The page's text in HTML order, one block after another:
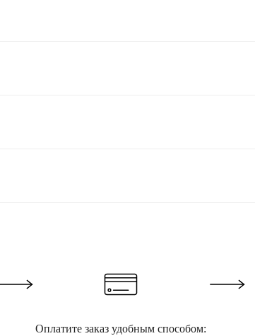
Оплатите заказ удобным способом: